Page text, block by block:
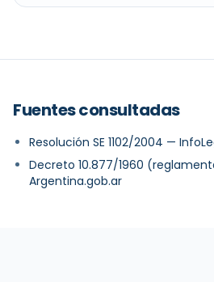
Fuentes consultadas
Resolución SE 1102/2004 —
Decreto 10.877/1960
Argentina.gob.ar